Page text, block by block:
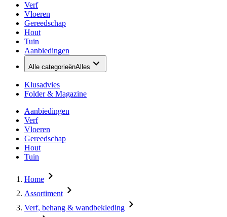
Verf
Vloeren
Gereedschap
Hout
Tuin
Aanbiedingen
Alle categorieënAlles
Klusadvies
Folder & Magazine
Aanbiedingen
Verf
Vloeren
Gereedschap
Hout
Tuin
Home
Assortiment
Verf, behang & wandbekleding